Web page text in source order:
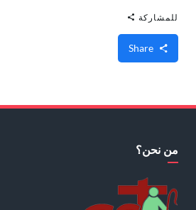
للمشاركة
من نحن؟